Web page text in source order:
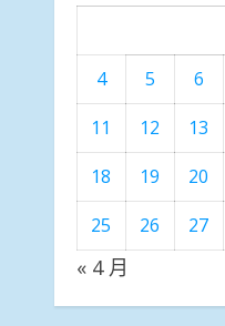
4
5 6
11
12 13
18
19 20
25
26 27
« 4 月